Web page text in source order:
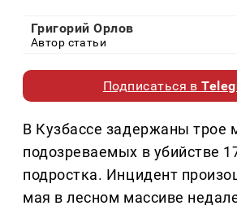
Григорий Орлов
Автор статьи
Подписаться в
В Кузбассе задержаны трое
подозреваемых в убийстве
подростка. Инцидент
мая в лесном массиве